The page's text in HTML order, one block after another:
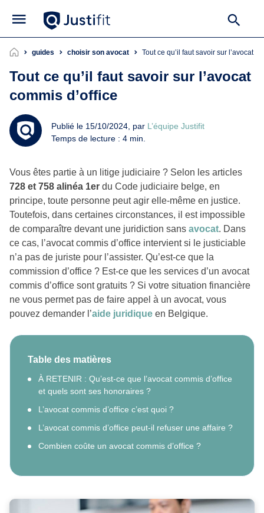
guides choisir son avocat Tout ce qu’il faut savoir sur l’avocat
Tout ce qu’il faut savoir sur l’avocat
commis d’office
Publié le 15/10/2024, par L’équipe Justifit
Temps de lecture : 4 min.
Vous êtes partie à un litige judiciaire ? Selon les articles
728 et 758 alinéa 1er du Code judiciaire belge, en
principe, toute personne peut agir elle-même en justice.
Toutefois, dans certaines circonstances, il est impossible
de comparaître devant une juridiction sans avocat. Dans
ce cas, l’avocat commis d’office intervient si le justiciable
n’a pas de juriste pour l’assister. Qu’est-ce que la
commission d’office ? Est-ce que les services d’un avocat
commis d’office sont gratuits ? Si votre situation financière
ne vous permet pas de faire appel à un avocat, vous
pouvez demander l’aide juridique en Belgique.
Table des matières
À RETENIR : Qu’est-ce que l’avocat commis d’office
et quels sont ses honoraires ?
L’avocat commis d’office c’est quoi ?
L’avocat commis d’office peut-il refuser une affaire ?
Combien coûte un avocat commis d’office ?